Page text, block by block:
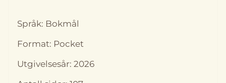
Språk: Bokmål
Format: Pocket
Utgivelsesår: 2026